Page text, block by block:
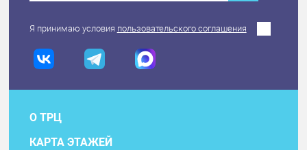
Я принимаю условия пользовательского соглашения
О ТРЦ
КАРТА ЭТАЖЕЙ